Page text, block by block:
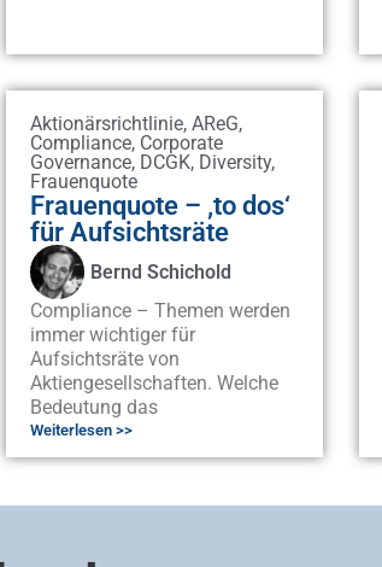
Aktionärsrichtlinie, AReG,
Compliance, Corporate
Governance, DCGK, Diversity,
Frauenquote
Frauenquote – ‚to dos‘
für Aufsichtsräte
Bernd Schichold
Compliance – Themen werden
immer wichtiger für
Aufsichtsräte von
Aktiengesellschaften. Welche
Bedeutung das
Weiterlesen >>